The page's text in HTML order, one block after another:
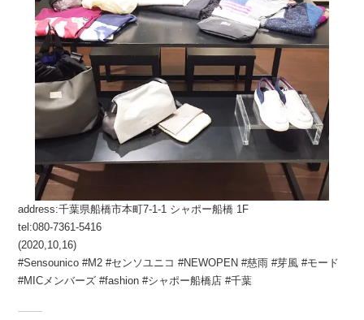
address:千葉県船橋市本町7-1-1 シャポー船橋 1F
tel:080-7361-5416
(2020,10,16)
#Sensounico #M2 #センソユニコ #NEWOPEN #慈雨 #芽風 #モード
#MICメンバーズ #fashion #シャポー船橋店 #千葉